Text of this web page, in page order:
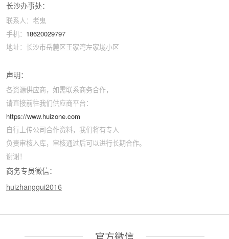
长沙办事处：
联系人：老鬼
手机： 18620029797
地址：长沙市岳麓区王家湾左家垅小区
声明：
各资源供应商，如需联系商务合作，
请直接前往我们供应商平台：
https://www.huizone.com
自行上传公司合作资料，我们将有专人
负责审核入库，审核通过后可以进行长期合作。
谢谢！
商务专员微信：
huizhanggui2016